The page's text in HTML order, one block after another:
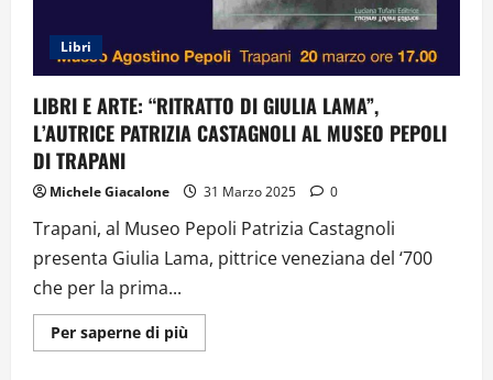
Libri
LIBRI E ARTE: “RITRATTO DI GIULIA LAMA”,
L’AUTRICE PATRIZIA CASTAGNOLI AL MUSEO PEPOLI
DI TRAPANI
Michele Giacalone 31 Marzo 2025 0
Trapani, al Museo Pepoli Patrizia Castagnoli
presenta Giulia Lama, pittrice veneziana del ‘700
che per la prima...
Per saperne di piùUlteriori
informazioni